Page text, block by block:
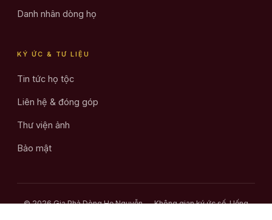
Danh nhân dòng họ
KÝ ỨC & TƯ LIỆU
Tin tức họ tộc
Liên hệ & đóng góp
Thư viện ảnh
Bảo mật
© 2026 Gia Phả Dòng Họ Nguyễn — Không gian ký ức số. Uống